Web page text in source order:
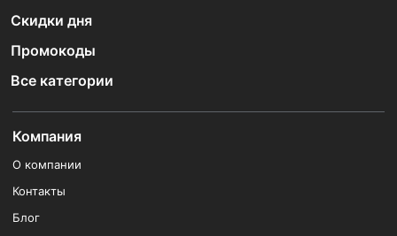
Скидки дня
Промокоды
Все категории
Компания
О компании
Контакты
Блог